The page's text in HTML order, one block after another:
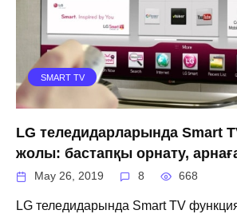
SMART TV
LG теледидарларында Smart
жолы: бастапқы орнату,
May 26, 2019 8 668
LG теледидарында Smart TV